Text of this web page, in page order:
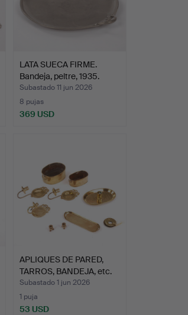
LATA SUECA FIRME.
Bandeja, peltre, 1935.
Subastado 11 jun 2026
8 pujas
369 USD
APLIQUES DE PARED,
TARROS, BANDEJA, etc.
1…
Subastado 1 jun 2026
1 puja
53 USD